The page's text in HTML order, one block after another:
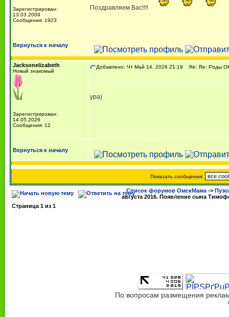
Зарегистрирован:
13.03.2009
Сообщения: 1923
Поздравляем Вас!!!!
Вернуться к началу
Jacksonelizabeth
Новый знакомый
Зарегистрирован:
14.05.2026
Сообщения: 12
Добавлено: Чт Май 14, 2026 21:19 Re: Re: Роды
ура)
Вернуться к началу
Показать сообщения:
Список форумов ОмскМама ->
августа 2016. Появление сына
Страница 1 из 1
По вопросам размещения